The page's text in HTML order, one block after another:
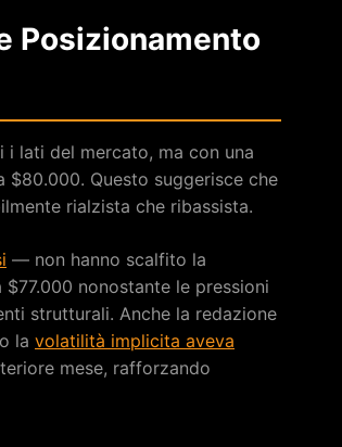
Posizionamento
lati del mercato, ma con una
$80.000. Questo suggerisce che
rialzista che ribassista.
— non hanno scalfito la
nonostante le pressioni
strutturali. Anche la redazione
la volatilità implicita aveva
mese, rafforzando